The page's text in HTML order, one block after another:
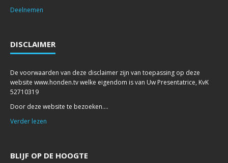
Deelnemen
DISCLAIMER
De voorwaarden van deze disclaimer zijn van toepassing op deze
website www.honden.tv welke eigendom is van Uw Presentatrice, KvK
52710319
Door deze website te bezoeken....
Verder lezen
BLIJF OP DE HOOGTE